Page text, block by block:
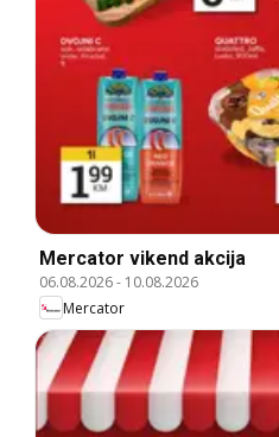
Mercator vikend akcija
06.08.2026- 10.08.2026
Mercator